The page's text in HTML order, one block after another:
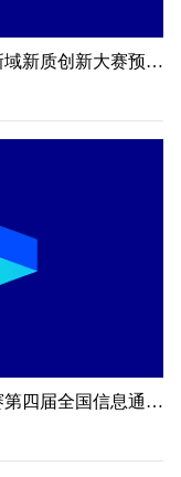
深圳市工业和信息化局关于开展2026新域新质创新大赛预选推荐工作的通知
关于举办2026年全国行业职业技能竞赛第四届全国信息通信和互联网行业职业技能竞赛的通知